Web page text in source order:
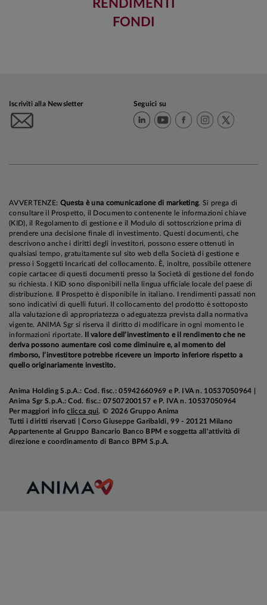
RENDIMENTI
FONDI
Iscriviti alla Newsletter Seguici su
AVVERTENZE: Questa è una comunicazione di marketing. Si prega di
consultare il Prospetto, il Documento contenente le informazioni chiave
(KID), il Regolamento di gestione e il Modulo di sottoscrizione prima di
prendere una decisione finale di investimento. Questi documenti, che
descrivono anche i diritti degli investitori, possono essere ottenuti in
qualsiasi tempo, gratuitamente sul sito web della Società di gestione e
presso i Soggetti Incaricati del collocamento. È, inoltre, possibile ottenere
copie cartacee di questi documenti presso la Società di gestione del fondo
su richiesta. I KID sono disponibili nella lingua ufficiale locale del paese di
distribuzione. Il Prospetto è disponibile in italiano. I rendimenti passati non
sono indicativi di quelli futuri. Il collocamento del prodotto è sottoposto
alla valutazione di appropriatezza o adeguatezza prevista dalla normativa
vigente. ANIMA Sgr si riserva il diritto di modificare in ogni momento le
informazioni riportate.
Il valore dell’investimento e il rendimento che ne
deriva possono aumentare così come diminuire e, al momento del
rimborso, l’investitore potrebbe ricevere un importo inferiore rispetto a
quello originariamente investito.
Anima Holding S.p.A.: Cod. fisc.: 05942660969 e P. IVA n. 10537050964 |
Anima Sgr S.p.A.: Cod. fisc.: 07507200157 e P. IVA n. 10537050964
Per maggiori infoclicca qui. © 2026 Gruppo Anima
Tutti i diritti riservati | Corso Giuseppe Garibaldi, 99 - 20121 Milano
Appartenente al Gruppo Bancario Banco BPM e soggetta all'attività di
direzione e coordinamento di Banco BPM S.p.A.